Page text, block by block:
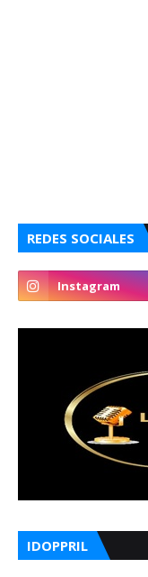
REDES SOCIALES
IDOPPRIL